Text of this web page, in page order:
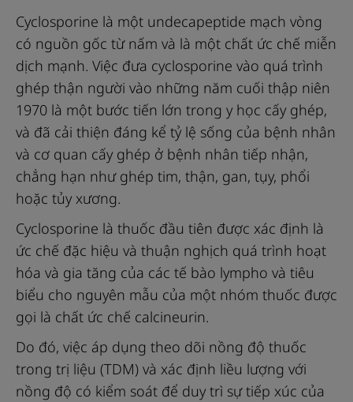
Cyclosporine là một undecapeptide mạch vòng
có nguồn gốc từ nấm và là một chất ức chế miễn
dịch mạnh. Việc đưa cyclosporine vào quá trình
ghép thận người vào những năm cuối thập niên
1970 là một bước tiến lớn trong y học cấy ghép,
và đã cải thiện đáng kể tỷ lệ sống của bệnh nhân
và cơ quan cấy ghép ở bệnh nhân tiếp nhận,
chẳng hạn như ghép tim, thận, gan, tụy, phổi
hoặc tủy xương.
Cyclosporine là thuốc đầu tiên được xác định là
ức chế đặc hiệu và thuận nghịch quá trình hoạt
hóa và gia tăng của các tế bào lympho và tiêu
biểu cho nguyên mẫu của một nhóm thuốc được
gọi là chất ức chế calcineurin.
Do đó, việc áp dụng theo dõi nồng độ thuốc
trong trị liệu (TDM) và xác định liều lượng với
nồng độ có kiểm soát để duy trì sự tiếp xúc của